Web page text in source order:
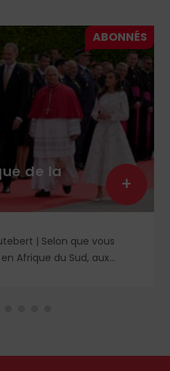
de la
| Selon que vous
Afrique du Sud, aux
Bas ou en Irlande
XIV récemment.
+